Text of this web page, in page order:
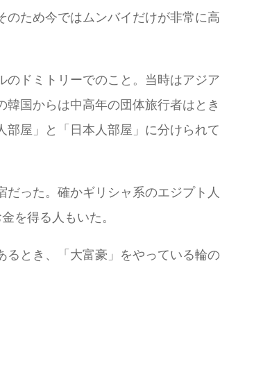
のため今ではムンバイだけが非常に高
ドミトリーでのこと。当時はアジア
国からは中高年の団体旅行者はとき
屋」と「日本人部屋」に分けられて
った。確かギリシャ系のエジプト人
を得る人もいた。
るとき、「大富豪」をやっている輪の